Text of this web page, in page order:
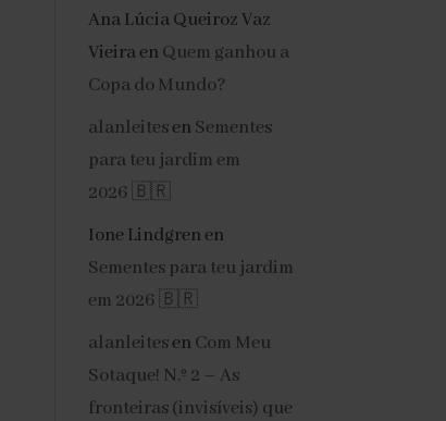
Ana Lúcia Queiroz Vaz
Vieiraen Quem ganhou a
Copa do Mundo?
alanleitesen Sementes
para teu jardim em
2026 🇧🇷
Ione Lindgren en
Sementes para teu jardim
em 2026 🇧🇷
alanleitesen Com Meu
Sotaque! N.º 2 – As
fronteiras (invisíveis) que